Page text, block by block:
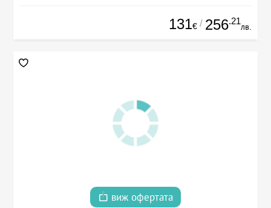
131€ / 256.21
лв.
виж офертата